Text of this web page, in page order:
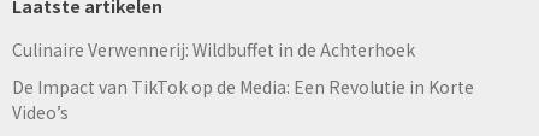
Laatste artikelen
Culinaire Verwennerij: Wildbuffet in de Achterhoek
De Impact van TikTok op de Media: Een Revolutie in Korte
Video’s